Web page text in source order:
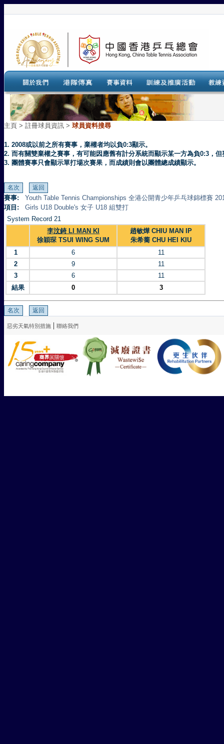
主頁 > 註冊球員資訊 > 球員資料搜尋
1. 2008或以前之所有賽事，棄權者均以負0:3顯示。
2. 而有關雙棄權之賽事，有可能因應舊有計分系統而顯示某一方為負0:3，
3. 團體賽事只會顯示單打場次賽果，而成績則會以團體總成績顯示。
賽事:
Youth Table Tennis Championships 全港公開青少年乒乓球錦標賽
項目:
Girls U18 Double's 女子 U18 組雙打
System Record 21
李汶錡 LI MAN KI
徐穎琛 TSUI WING SUM
趙敏燁 CHIU MAN IP
朱希蕎 CHU HEI KIU
1
6
11
2
9
11
3
6
11
結果
0 3